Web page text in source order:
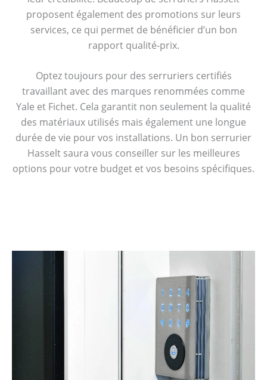
proposent également des promotions sur leurs
services, ce qui permet de bénéficier d’un bon
rapport qualité-prix.
Optez toujours pour des serruriers certifiés
travaillant avec des marques renommées comme
Yale et Fichet. Cela garantit non seulement la qualité
des matériaux utilisés mais également une longue
durée de vie pour vos installations. Un bon serrurier
Hasselt saura vous conseiller sur les meilleures
options pour votre budget et vos besoins spécifiques.